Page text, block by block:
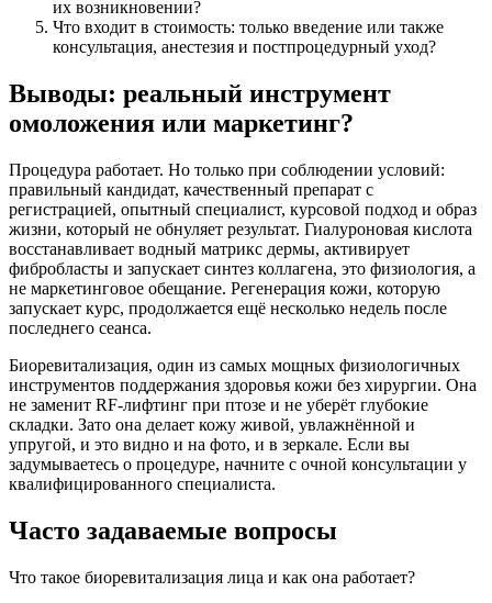
их возникновении?
Что входит в стоимость: только введение или также
консультация, анестезия и постпроцедурный уход?
Выводы: реальный инструмент
омоложения или маркетинг?
Процедура работает. Но только при соблюдении условий:
правильный кандидат, качественный препарат с
регистрацией, опытный специалист, курсовой подход и образ
жизни, который не обнуляет результат. Гиалуроновая кислота
восстанавливает водный матрикс дермы, активирует
фибробласты и запускает синтез коллагена, это физиология, а
не маркетинговое обещание. Регенерация кожи, которую
запускает курс, продолжается ещё несколько недель после
последнего сеанса.
Биоревитализация, один из самых мощных физиологичных
инструментов поддержания здоровья кожи без хирургии. Она
не заменит RF-лифтинг при птозе и не уберёт глубокие
складки. Зато она делает кожу живой, увлажнённой и
упругой, и это видно и на фото, и в зеркале. Если вы
задумываетесь о процедуре, начните с очной консультации у
квалифицированного специалиста.
Часто задаваемые вопросы
Что такое биоревитализация лица и как она работает?